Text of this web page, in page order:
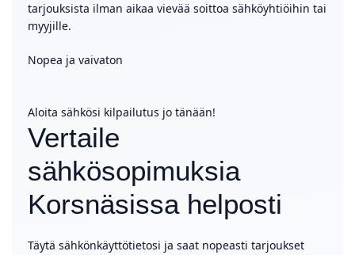
tarjouksista ilman aikaa vievää soittoa sähköyhtiöihin tai
myyjille.
Nopea ja vaivaton
Aloita sähkösi kilpailutus jo tänään!
Vertaile
sähkösopimuksia
Korsnäsissa helposti
Täytä sähkönkäyttötietosi ja saat nopeasti tarjoukset